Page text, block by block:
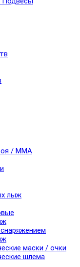
/ ММА
лыж
маски / очки
шлема